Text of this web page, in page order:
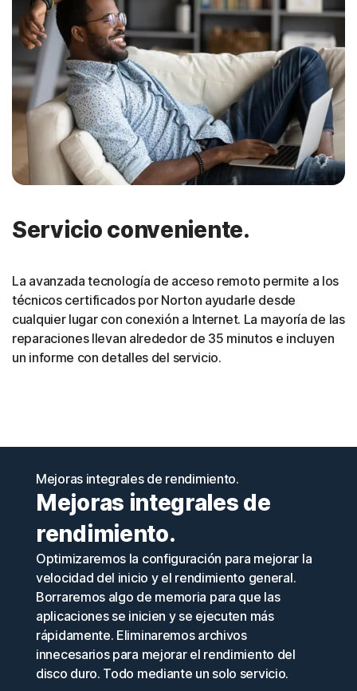
Servicio conveniente.
La avanzada tecnología de acceso remoto permite a los
técnicos certificados por Norton ayudarle desde
cualquier lugar con conexión a Internet. La mayoría de las
reparaciones llevan alrededor de 35 minutos e incluyen
un informe con detalles del servicio.
Mejoras integrales de rendimiento.
Mejoras integrales de
rendimiento.
Optimizaremos la configuración para mejorar la
velocidad del inicio y el rendimiento general.
Borraremos algo de memoria para que las
aplicaciones se inicien y se ejecuten más
rápidamente. Eliminaremos archivos
innecesarios para mejorar el rendimiento del
disco duro. Todo mediante un solo servicio.